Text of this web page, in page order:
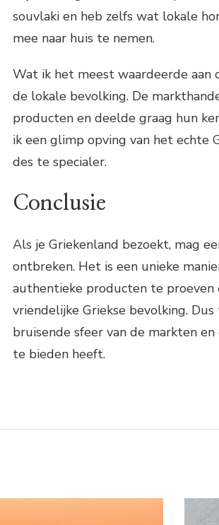
souvlaki en heb zelfs wat lokale
mee naar huis te nemen.
Wat ik het meest waardeerde
de lokale bevolking. De
producten en deelde graag hun
ik een glimp opving van het echte
des te specialer.
Conclusie
Als je Griekenland bezoekt, mag
ontbreken. Het is een unieke
authentieke producten te
vriendelijke Griekse bevolking.
bruisende sfeer van de markten
te bieden heeft.